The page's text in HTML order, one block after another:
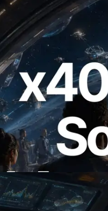
RPC hỗ trợ x402 —
trả tiền theo nhu